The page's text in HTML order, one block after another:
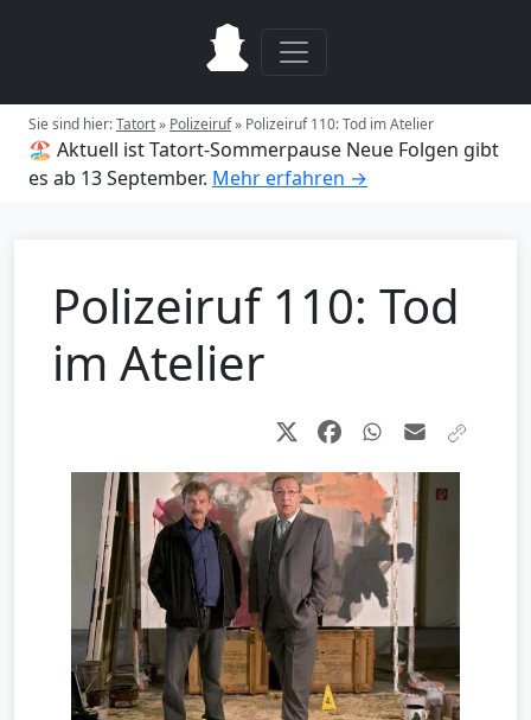
Sie sind hier:Tatort» Polizeiruf» Polizeiruf 110: Tod im Atelier
🏖️ Aktuell ist Tatort-Sommerpause Neue Folgen gibt
es ab 13 September. Mehr erfahren →
Polizeiruf 110: Tod
im Atelier